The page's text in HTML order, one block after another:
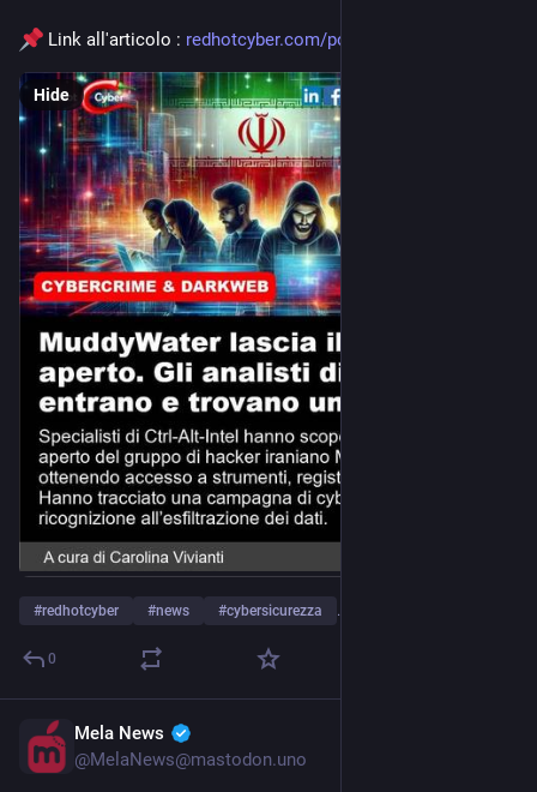
Link all'articolo : redhotcyber.com/post/muddywate
Hide
#redhotcyber #news #cybersicurezza …and 5 more
0
Mela News
@MelaNews@mastodon.uno